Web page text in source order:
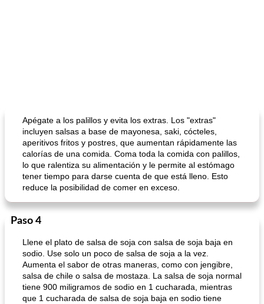
Apégate a los palillos y evita los extras. Los "extras"
incluyen salsas a base de mayonesa, saki, cócteles,
aperitivos fritos y postres, que aumentan rápidamente las
calorías de una comida. Coma toda la comida con palillos,
lo que ralentiza su alimentación y le permite al estómago
tener tiempo para darse cuenta de que está lleno. Esto
reduce la posibilidad de comer en exceso.
Paso 4
Llene el plato de salsa de soja con salsa de soja baja en
sodio. Use solo un poco de salsa de soja a la vez.
Aumenta el sabor de otras maneras, como con jengibre,
salsa de chile o salsa de mostaza. La salsa de soja normal
tiene 900 miligramos de sodio en 1 cucharada, mientras
que 1 cucharada de salsa de soja baja en sodio tiene